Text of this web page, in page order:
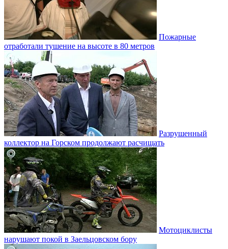
Пожарные
отработали тушение на высоте в 80 метров
Разрушенный
коллектор на Горском продолжают расчищать
Мотоциклисты
нарушают покой в Заельцовском бору